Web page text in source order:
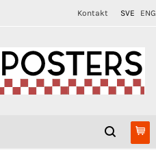
Kontakt SVE ENG